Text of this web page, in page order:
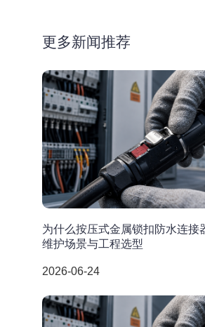
更多新闻推荐
为什么按压式金属锁扣防水连接
维护场景与工程选型
2026-06-24